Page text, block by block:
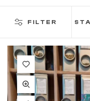
FILTER